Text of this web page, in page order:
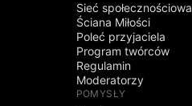
Sieć społecznościowa
Ściana Miłości
Poleć przyjaciela
Program twórców
Regulamin
Moderatorzy
POMYSŁY